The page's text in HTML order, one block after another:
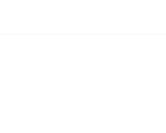
MADE in USA 990v4